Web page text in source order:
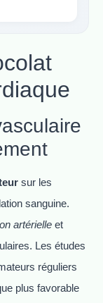
sur les
sanguine.
artérielle et
Les études
réguliers
plus favorable